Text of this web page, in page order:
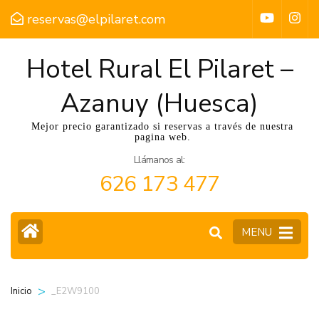
reservas@elpilaret.com
Hotel Rural El Pilaret –
Azanuy (Huesca)
Mejor precio garantizado si reservas a través de nuestra
pagina web.
Llámanos al:
626 173 477
MENU
Inicio > _E2W9100